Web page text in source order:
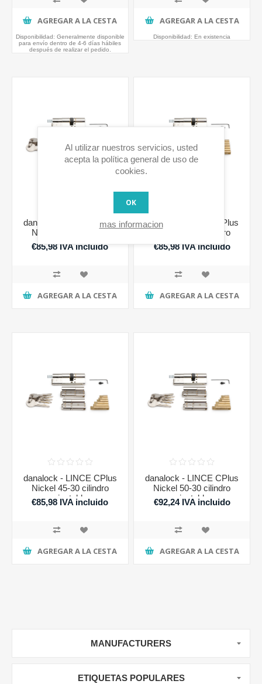
AGREGAR A LA CESTA
Disponibilidad: Generalmente disponible
para envío dentro de 4-6 días hábiles
después de realizar el pedido.
AGREGAR A LA CESTA
Disponibilidad: En existencia
danalock - LINCE CPlus
Nickel 35-30 cilindro
ajustable
€85,98 IVA incluido
AGREGAR A LA CESTA
danalock - LINCE CPlus
Nickel 40-30 cilindro
ajustable
€85,98 IVA incluido
AGREGAR A LA CESTA
danalock - LINCE CPlus
Nickel 45-30 cilindro
ajustable
€85,98 IVA incluido
AGREGAR A LA CESTA
danalock - LINCE CPlus
Nickel 50-30 cilindro
ajustable
€92,24 IVA incluido
AGREGAR A LA CESTA
MANUFACTURERS
ETIQUETAS POPULARES
Al utilizar nuestros servicios, usted
acepta la política general de uso de
cookies.
OK
mas informacion